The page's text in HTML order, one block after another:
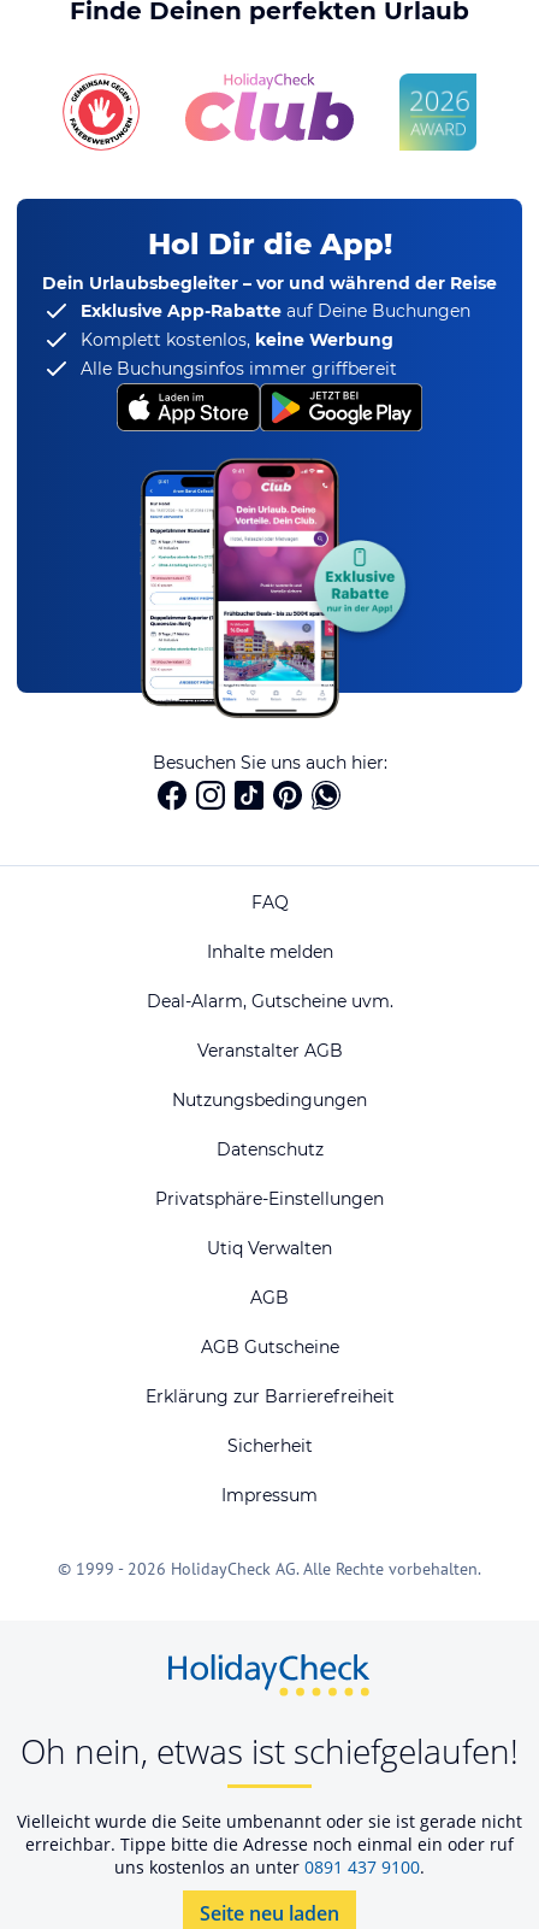
Finde Deinen perfekten Urlaub
Hol Dir die App!
Dein Urlaubsbegleiter – vor und während der Reise
Exklusive App-Rabatte auf Deine Buchungen
Komplett kostenlos, keine Werbung
Alle Buchungsinfos immer griffbereit
Besuchen Sie uns auch hier:
FAQ
Inhalte melden
Deal-Alarm, Gutscheine uvm.
Veranstalter AGB
Nutzungsbedingungen
Datenschutz
Privatsphäre-Einstellungen
Utiq Verwalten
AGB
AGB Gutscheine
Erklärung zur Barrierefreiheit
Sicherheit
Impressum
© 1999 - 2026 HolidayCheck AG. Alle Rechte vorbehalten.
Oh nein, etwas ist schiefgelaufen!
Vielleicht wurde die Seite umbenannt oder sie ist gerade nicht
erreichbar. Tippe bitte die Adresse noch einmal ein oder ruf
uns kostenlos an unter 0891 437 9100.
Seite neu laden